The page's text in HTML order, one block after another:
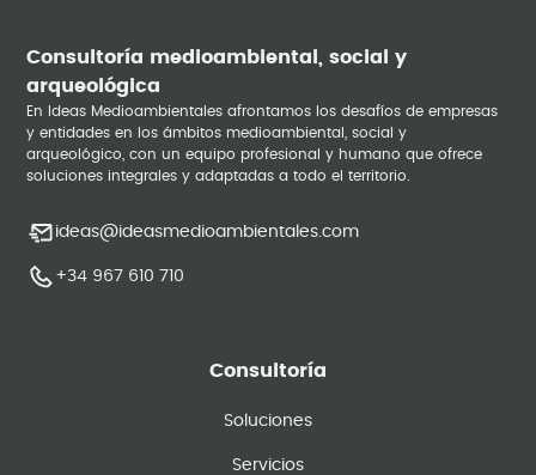
Consultoría medioambiental, social y
arqueológica
En Ideas Medioambientales afrontamos los desafíos de empresas
y entidades en los ámbitos medioambiental, social y
arqueológico, con un equipo profesional y humano que ofrece
soluciones integrales y adaptadas a todo el territorio.
ideas@ideasmedioambientales.com
+34 967 610 710
Consultoría
Soluciones
Servicios